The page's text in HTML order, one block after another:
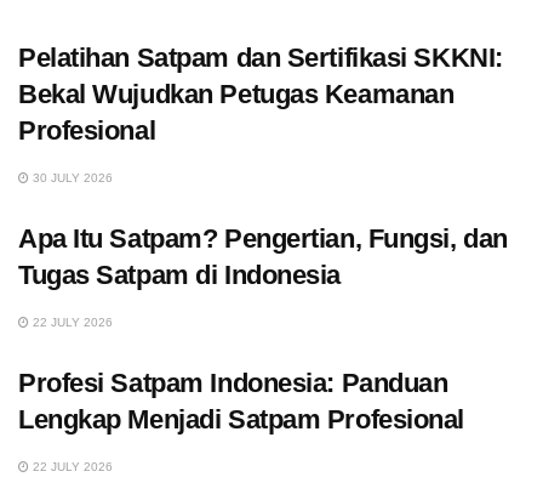
Pelatihan Satpam dan Sertifikasi SKKNI:
Bekal Wujudkan Petugas Keamanan
Profesional
30 JULY 2026
Apa Itu Satpam? Pengertian, Fungsi, dan
Tugas Satpam di Indonesia
22 JULY 2026
Profesi Satpam Indonesia: Panduan
Lengkap Menjadi Satpam Profesional
22 JULY 2026